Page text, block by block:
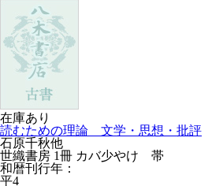
在庫あり
読むための理論 文学・思想・批評
石原千秋他
世織書房 1冊 カバ少やけ 帯
和暦刊行年：
平4